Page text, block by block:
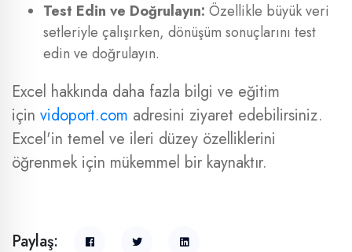
Test Edin ve Doğrulayın: Özellikle büyük veri
setleriyle çalışırken, dönüşüm sonuçlarını test
edin ve doğrulayın.
Excel hakkında daha fazla bilgi ve eğitim
için vidoport.com adresini ziyaret edebilirsiniz.
Excel'in temel ve ileri düzey özelliklerini
öğrenmek için mükemmel bir kaynaktır.
Paylaş: